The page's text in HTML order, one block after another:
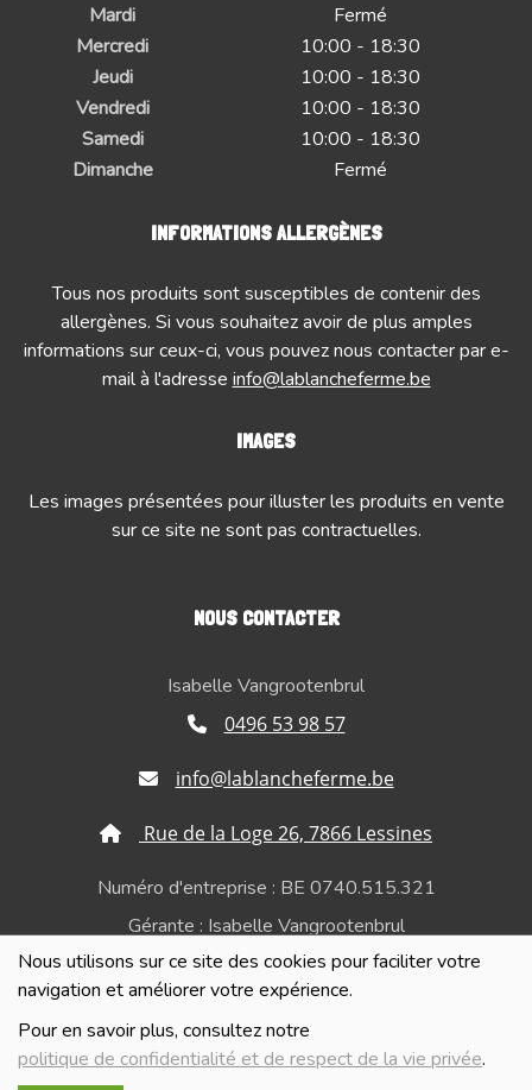
Nous utilisons sur ce site des cookies pour faciliter votre
navigation et améliorer votre expérience.
Pour en savoir plus, consultez notre
politique de confidentialité et de respect de la vie privée.
Mardi
Fermé
Mercredi
10:00 - 18:30
Jeudi
10:00 - 18:30
Vendredi
10:00 - 18:30
Samedi
10:00 - 18:30
Dimanche
Fermé
INFORMATIONS ALLERGÈNES
Tous nos produits sont susceptibles de contenir des
allergènes. Si vous souhaitez avoir de plus amples
informations sur ceux-ci, vous pouvez nous contacter par e-
mail à l'adresse info@lablancheferme.be
IMAGES
Les images présentées pour illuster les produits en vente
sur ce site ne sont pas contractuelles.
NOUS CONTACTER
Isabelle Vangrootenbrul
0496 53 98 57
info@lablancheferme.be
Rue de la Loge 26, 7866 Lessines
Numéro d'entreprise : BE 0740.515.321
Gérante : Isabelle Vangrootenbrul
Politique de confidentialité et de respect de la vie
privée